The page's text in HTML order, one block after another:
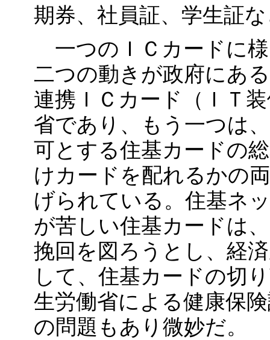
期券、社員証、学生証
一つのＩＣカードに
二つの動きが政府にあ
連携ＩＣカード（ＩＴ
省であり、もう一つは
可とする住基カードの
けカードを配れるかの
げられている。住基ネ
が苦しい住基カードは
挽回を図ろうとし、経
して、住基カードの切
生労働省による健康保
の問題もあり微妙だ。